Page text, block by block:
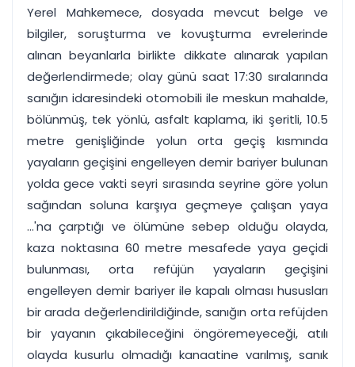
Yerel Mahkemece, dosyada mevcut belge ve
bilgiler, soruşturma ve kovuşturma evrelerinde
alınan beyanlarla birlikte dikkate alınarak yapılan
değerlendirmede; olay günü saat 17:30 sıralarında
sanığın idaresindeki otomobili ile meskun mahalde,
bölünmüş, tek yönlü, asfalt kaplama, iki şeritli, 10.5
metre genişliğinde yolun orta geçiş kısmında
yayaların geçişini engelleyen demir bariyer bulunan
yolda gece vakti seyri sırasında seyrine göre yolun
sağından soluna karşıya geçmeye çalışan yaya
...'na çarptığı ve ölümüne sebep olduğu olayda,
kaza noktasına 60 metre mesafede yaya geçidi
bulunması, orta refüjün yayaların geçişini
engelleyen demir bariyer ile kapalı olması hususları
bir arada değerlendirildiğinde, sanığın orta refüjden
bir yayanın çıkabileceğini öngöremeyeceği, atılı
olayda kusurlu olmadığı kanaatine varılmış, sanık